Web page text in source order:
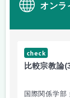
オンラ
check
比較宗教論
国際関係学部